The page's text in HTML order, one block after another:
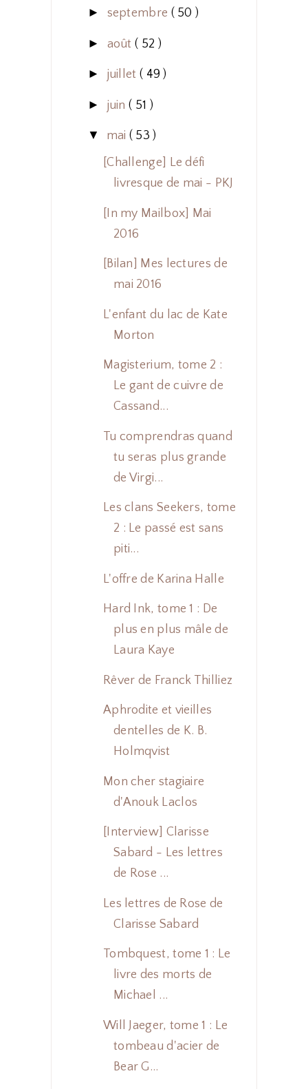
► septembre ( 50 )
► août ( 52 )
► juillet ( 49 )
► juin ( 51 )
▼ mai ( 53 )
[Challenge] Le défi
livresque de mai - PKJ
[In my Mailbox] Mai
2016
[Bilan] Mes lectures de
mai 2016
L'enfant du lac de Kate
Morton
Magisterium, tome 2 :
Le gant de cuivre de
Cassand...
Tu comprendras quand
tu seras plus grande
de Virgi...
Les clans Seekers, tome
2 : Le passé est sans
piti...
L'offre de Karina Halle
Hard Ink, tome 1 : De
plus en plus mâle de
Laura Kaye
Rêver de Franck Thilliez
Aphrodite et vieilles
dentelles de K. B.
Holmqvist
Mon cher stagiaire
d'Anouk Laclos
[Interview] Clarisse
Sabard - Les lettres
de Rose ...
Les lettres de Rose de
Clarisse Sabard
Tombquest, tome 1 : Le
livre des morts de
Michael ...
Will Jaeger, tome 1 : Le
tombeau d'acier de
Bear G...